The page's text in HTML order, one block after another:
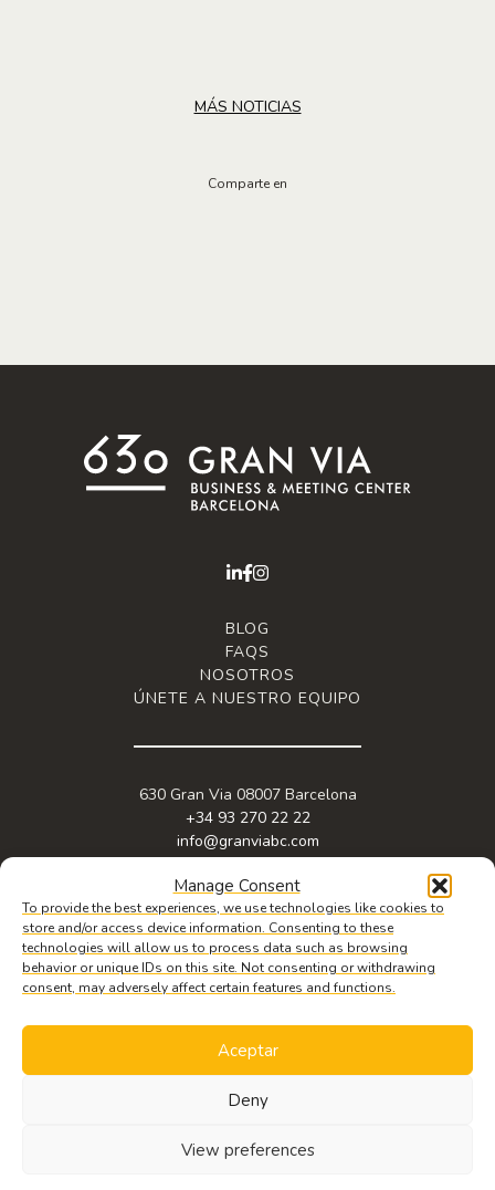
Manage Consent
To provide the best experiences, we use technologies like cookies to
store and/or access device information. Consenting to these
technologies will allow us to process data such as browsing
behavior or unique IDs on this site. Not consenting or withdrawing
consent, may adversely affect certain features and functions.
Aceptar
Deny
View preferences
MÁS NOTICIAS
Comparte en
BLOG
FAQS
NOSOTROS
ÚNETE A NUESTRO EQUIPO
630 Gran Via 08007 Barcelona
+34 93 270 22 22
info@granviabc.com
© 2026 Copyright Gran Via Business & Meeting Center. Web design by
iquadrat.Aviso legal,política de privacidadypolítica de cookies.